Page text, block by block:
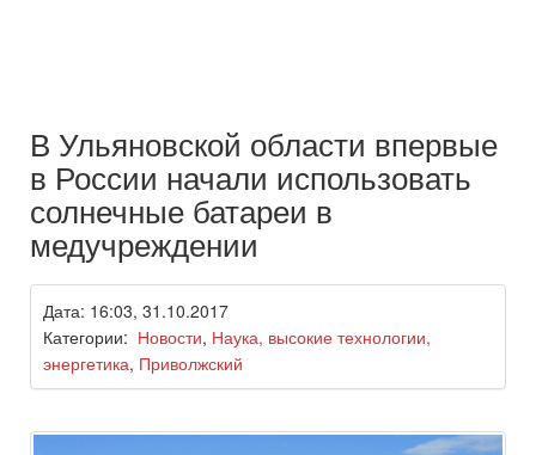
В Ульяновской области впервые
в России начали использовать
солнечные батареи в
медучреждении
Дата: 16:03, 31.10.2017
Категории: Новости, Наука, высокие технологии,
энергетика, Приволжский